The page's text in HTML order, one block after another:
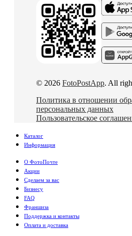
© 2026 FotoPostApp. All
Политика в отношении
персональных данных
Пользовательское
Каталог
Информация
О ФотоПочте
Акции
Сделаем за вас
Бизнесу
FAQ
Франшиза
Поддержка и контакты
Оплата и доставка